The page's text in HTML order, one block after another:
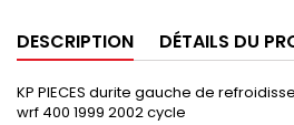
DESCRIPTION DÉTAILS DU
KP PIECES durite gauche de
wrf 400 1999 2002 cycle